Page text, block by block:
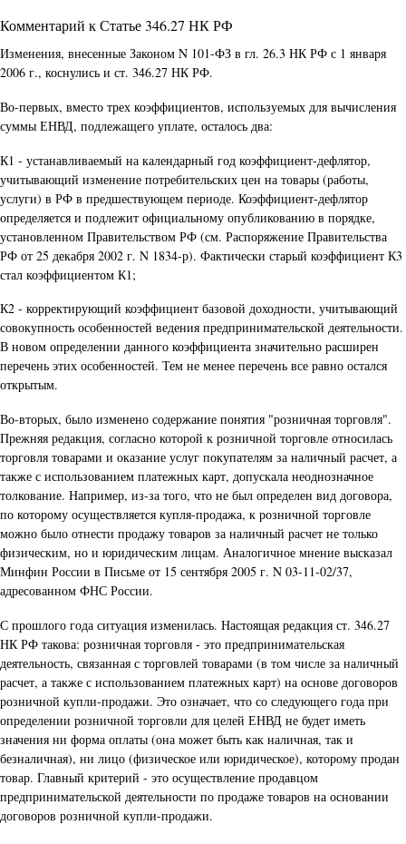
Комментарий к Статье 346.27 НК РФ
Изменения, внесенные Законом N 101-ФЗ в гл. 26.3 НК РФ с 1 января
2006 г., коснулись и ст. 346.27 НК РФ.
Во-первых, вместо трех коэффициентов, используемых для вычисления
суммы ЕНВД, подлежащего уплате, осталось два:
К1 - устанавливаемый на календарный год коэффициент-дефлятор,
учитывающий изменение потребительских цен на товары (работы,
услуги) в РФ в предшествующем периоде. Коэффициент-дефлятор
определяется и подлежит официальному опубликованию в порядке,
установленном Правительством РФ (см. Распоряжение Правительства
РФ от 25 декабря 2002 г. N 1834-р). Фактически старый коэффициент К3
стал коэффициентом К1;
К2 - корректирующий коэффициент базовой доходности, учитывающий
совокупность особенностей ведения предпринимательской деятельности.
В новом определении данного коэффициента значительно расширен
перечень этих особенностей. Тем не менее перечень все равно остался
открытым.
Во-вторых, было изменено содержание понятия "розничная торговля".
Прежняя редакция, согласно которой к розничной торговле относилась
торговля товарами и оказание услуг покупателям за наличный расчет, а
также с использованием платежных карт, допускала неоднозначное
толкование. Например, из-за того, что не был определен вид договора,
по которому осуществляется купля-продажа, к розничной торговле
можно было отнести продажу товаров за наличный расчет не только
физическим, но и юридическим лицам. Аналогичное мнение высказал
Минфин России в Письме от 15 сентября 2005 г. N 03-11-02/37,
адресованном ФНС России.
С прошлого года ситуация изменилась. Настоящая редакция ст. 346.27
НК РФ такова: розничная торговля - это предпринимательская
деятельность, связанная с торговлей товарами (в том числе за наличный
расчет, а также с использованием платежных карт) на основе договоров
розничной купли-продажи. Это означает, что со следующего года при
определении розничной торговли для целей ЕНВД не будет иметь
значения ни форма оплаты (она может быть как наличная, так и
безналичная), ни лицо (физическое или юридическое), которому продан
товар. Главный критерий - это осуществление продавцом
предпринимательской деятельности по продаже товаров на основании
договоров розничной купли-продажи.